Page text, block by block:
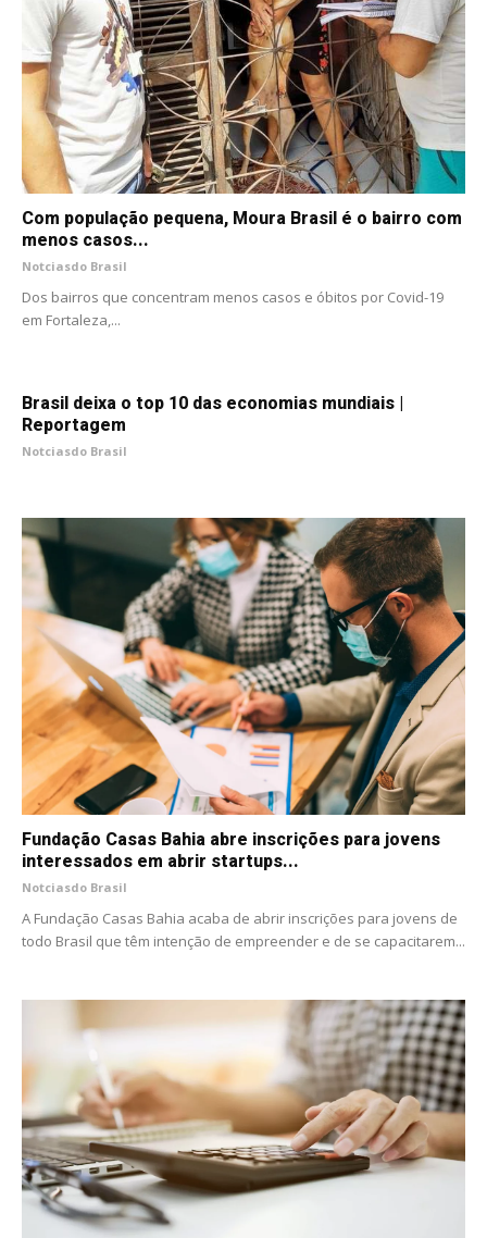
Com população pequena, Moura Brasil é o bairro com
menos casos...
Notciasdo Brasil
Dos bairros que concentram menos casos e óbitos por Covid-19
em Fortaleza,...
Brasil deixa o top 10 das economias mundiais |
Reportagem
Notciasdo Brasil
Fundação Casas Bahia abre inscrições para jovens
interessados em abrir startups...
Notciasdo Brasil
A Fundação Casas Bahia acaba de abrir inscrições para jovens de
todo Brasil que têm intenção de empreender e de se capacitarem...